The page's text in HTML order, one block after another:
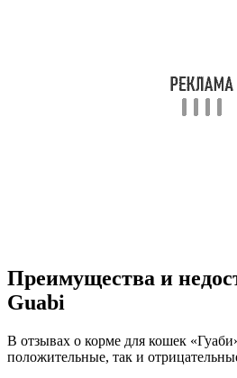
Преимущества и
Guabi
В отзывах о корме для кошек
положительные, так и